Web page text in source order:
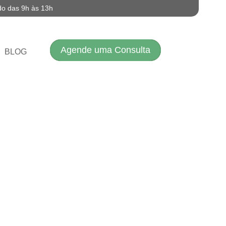
das 9h às 13h
BLOG Agende uma Consulta